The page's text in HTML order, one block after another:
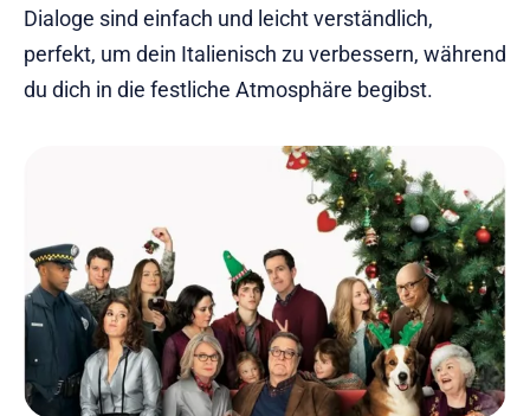
Dialoge sind einfach und leicht verständlich,
perfekt, um dein Italienisch zu verbessern, während
du dich in die festliche Atmosphäre begibst.